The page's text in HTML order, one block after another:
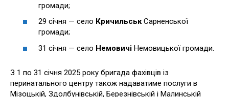
громади;
29 січня — село КричильськСарненської
громади;
31 січня — село Немовичі Немовицької громади.
З 1 по 31 січня 2025 року бригада фахівців із
перинатального центру також надаватиме послуги в
Мізоцькій, Здолбунівській, Березнівській і Малинській